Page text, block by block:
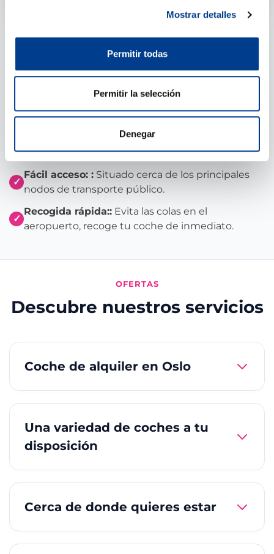
Mostrar detalles
Permitir todas
Permitir la selección
Denegar
¡Nos mudamos a un lugar
mejor en Oslo!
Para poder ofrecerte un mejor servicio, nos
trasladamos a un lugar totalmente nuevo y de fácil
acceso. Recoger y devolver tu coche de alquiler será
✓
Fácil acceso: : Situado cerca de los principales
nodos de transporte público.
✓
Recogida rápida:: Evita las colas en el
aeropuerto, recoge tu coche de inmediato.
OFERTAS
Descubre nuestros servicios
Coche de alquiler en Oslo
Una variedad de coches a tu
disposición
Cerca de donde quieres estar